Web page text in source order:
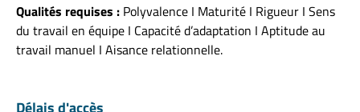
Qualités requises : Polyvalence I Maturité I Rigueur I Sens
du travail en équipe I Capacité d’adaptation I Aptitude au
travail manuel I Aisance relationnelle.
Délais d'accès